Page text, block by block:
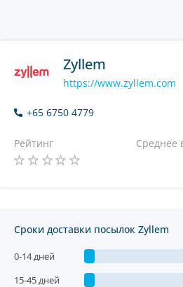
Zyllem
https://www.zyllem.com
+65 6750 4779
Рейтинг Среднее
Сроки доставки посылок Zyllem
0-14 дней
15-45 дней